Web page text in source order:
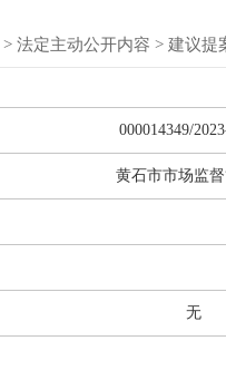
> 法定主动公开内容 > 建议提
000014349/
黄石市市场监
无